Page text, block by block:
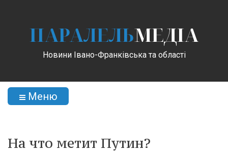
ПАРАЛЕЛЬМЕДІА
Новини Івано-Франківська та області
Меню
На что метит Путин?